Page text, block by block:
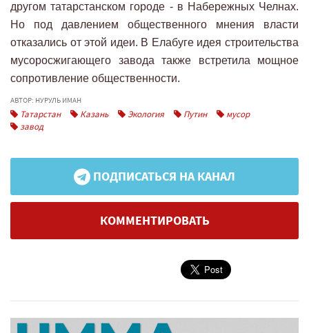
другом татарстанском городе - в Набережных Челнах.
Но под давлением общественного мнения власти
отказались от этой идеи. В Елабуге идея строительства
мусоросжигающего завода также встретила мощное
сопротивление общественности.
АВТОР: НУРУЛЬ ИМАН
Татарстан Казань Экология Путин
мусор
завод
ПОДПИСАТЬСЯ НА КАНАЛ
КОММЕНТИРОВАТЬ